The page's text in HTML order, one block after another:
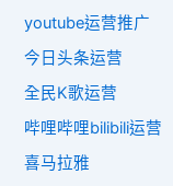
youtube运营推广
今日头条运营
全民K歌运营
哔哩哔哩bilibili运营
喜马拉雅